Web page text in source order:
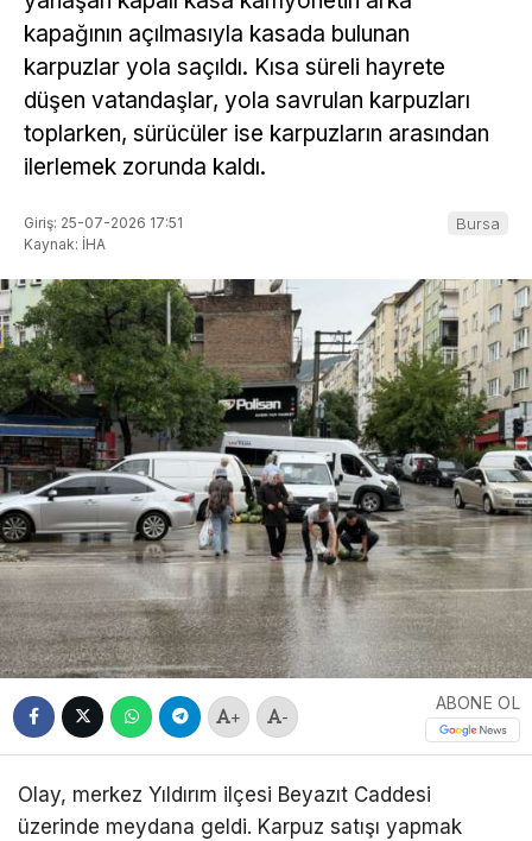
kapağının açılmasıyla kasada bulunan
karpuzlar yola saçıldı. Kısa süreli hayrete
düşen vatandaşlar, yola savrulan karpuzları
toplarken, sürücüler ise karpuzların arasından
ilerlemek zorunda kaldı.
Giriş: 25-07-2026 17:51
Kaynak: İHA
Bursa
+ -
ABONE OL
Olay, merkez Yıldırım ilçesi Beyazıt Caddesi
üzerinde meydana geldi. Karpuz satışı yapmak